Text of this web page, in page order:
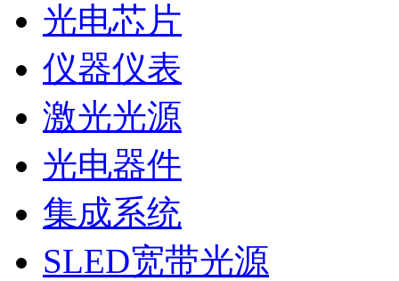
光电芯片
仪器仪表
激光光源
光电器件
集成系统
SLED宽带光源